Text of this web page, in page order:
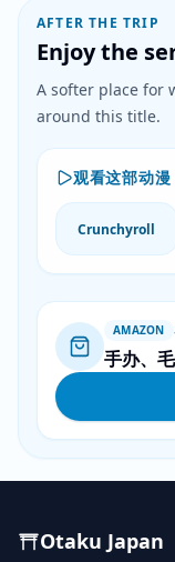
AFTER THE TRIP
Enjoy the
A softer place for
around this title.
观看这部动漫
Crunchyroll
AMAZON
手办、
Otaku Japan